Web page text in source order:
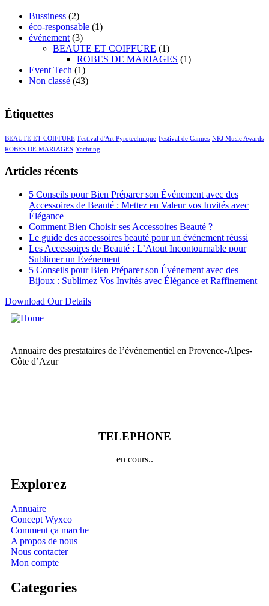
Bussiness (2)
éco-responsable (1)
événement (3)
BEAUTE ET COIFFURE (1)
ROBES DE MARIAGES (1)
Event Tech (1)
Non classé (43)
Étiquettes
BEAUTE ET COIFFURE Festival d'Art Pyrotechnique Festival de Cannes NRJ Music Awards
ROBES DE MARIAGES Yachting
Articles récents
5 Conseils pour Bien Préparer son Événement avec des
Accessoires de Beauté : Mettez en Valeur vos Invités avec
Élégance
Comment Bien Choisir ses Accessoires Beauté ?
Le guide des accessoires beauté pour un événement réussi
Les Accessoires de Beauté : L’Atout Incontournable pour
Sublimer un Événement
5 Conseils pour Bien Préparer son Événement avec des
Bijoux : Sublimez Vos Invités avec Élégance et Raffinement
Download Our Details
Annuaire des prestataires de l’événementiel en Provence-Alpes-
Côte d’Azur
TELEPHONE
en cours..
Explorez
Annuaire
Concept Wyxco
Comment ça marche
A propos de nous
Nous contacter
Mon compte
Categories